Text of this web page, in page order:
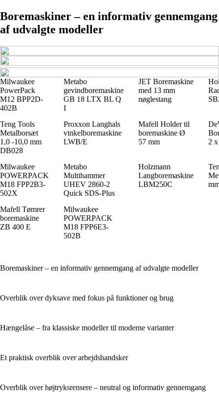
Boremaskiner – en informativ gennemgang
af udvalgte modeller
Milwaukee
PowerPack
M12 BPP2D-
402B
Metabo
gevindboremaskine
GB 18 LTX BL Q
I
JET Boremaskine
med 13 mm
nøglestang
Teng Tools
Metalborsæt
1,0 -10,0 mm
DB028
Proxxon Langhals
vinkelboremaskine
LWB/E
Mafell Holder til
boremaskine Ø
57 mm
2
Milwaukee
POWERPACK
M18 FPP2B3-
502X
Metabo
Multihammer
UHEV 2860-2
Quick SDS-Plus
Holzmann
Langboremaskine
LBM250C
Mafell Tømrer
boremaskine
ZB 400 E
Milwaukee
POWERPACK
M18 FPP6E3-
502B
Boremaskiner – en informativ gennemgang af udvalgte modeller
Overblik over dyksave med fokus på funktioner og brug
Hængelåse – fra klassiske modeller til moderne varianter
Et praktisk overblik over arbejdshandsker
Overblik over højtryksrensere – neutral og informativ gennemgang